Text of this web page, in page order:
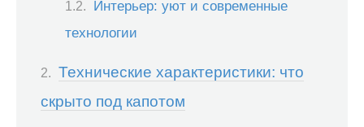
Интерьер: уют и современные
технологии
Технические характеристики: что
скрыто под капотом